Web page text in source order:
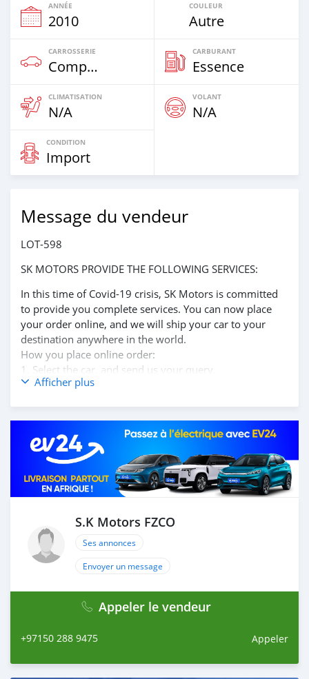
ANNÉE
2010
COULEUR
Autre
CARROSSERIE
Compacte
CARBURANT
Essence
CLIMATISATION
N/A
VOLANT
N/A
CONDITION
Import
Message du vendeur
LOT-598
SK MOTORS PROVIDE THE FOLLOWING SERVICES:
In this time of Covid-19 crisis, SK Motors is committed
to provide you complete services. You can now place
your order online, and we will ship your car to your
destination anywhere in the world.
How you place online order:
1. Select the car, and send us your query.
2. We will send you detailed pictures, videos of the car,
proforma invoice for the banking transaction.
4. After you pay the car price, we arrange your
shipment, and load your car towards your destination.
5. Post loading your car, we send you the BL copy
confirmation.
are done with the process.
We are taking these steps to ensure that our clients do
not have to Travel. And please note, SK Motors is one of
the leading car exporters in UAE, and we put a high
Afficher plus
S.K Motors FZCO
Ses annonces
Envoyer un message
Appeler le vendeur
+97150 288 9475 Appeler